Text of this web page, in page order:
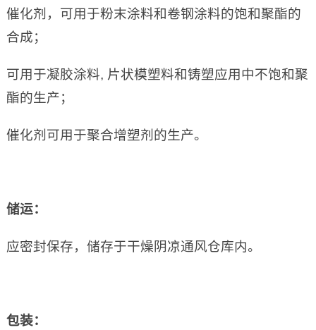
催化剂，可用于粉末涂料和卷钢涂料的饱和聚酯的
合成；
可用于凝胶涂料, 片状模塑料和铸塑应用中不饱和聚
酯的生产；
催化剂可用于聚合增塑剂的生产。
储运：
应密封保存，储存于干燥阴凉通风仓库内。
包装：